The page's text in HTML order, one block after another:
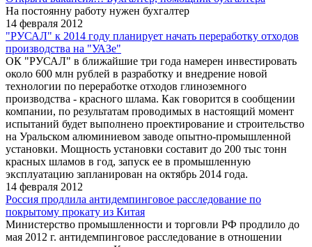
На постоянну работу нужен бухгалтер
14 февраля 2012
"РУСАЛ" к 2014 году планирует начать переработку отходов
производства на "УАЗе"
ОК "РУСАЛ" в ближайшие три года намерен инвестировать
около 600 млн рублей в разработку и внедрение новой
технологии по переработке отходов глиноземного
производства - красного шлама. Как говорится в сообщении
компании, по результатам проводимых в настоящий момент
испытаний будет выполнено проектирование и строительство
на Уральском алюминиевом заводе опытно-промышленной
установки. Мощность установки составит до 200 тыс тонн
красных шламов в год, запуск ее в промышленную
эксплуатацию запланирован на октябрь 2014 года.
14 февраля 2012
Россия продлила антидемпинговое расследование по
покрытому прокату из Китая
Министерство промышленности и торговли РФ продлило до
мая 2012 г. антидемпинговое расследование в отношении